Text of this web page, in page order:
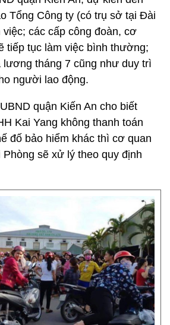
Tổng Công ty (có trụ sở tại Đài
việc; các cấp công đoàn, cơ
tiếp tục làm việc bình thường;
lương tháng 7 cũng như duy trì
người lao động.
quận Kiến An cho biết
Kai Yang không thanh toán
đố bảo hiểm khác thì cơ quan
sẽ xử lý theo quy định